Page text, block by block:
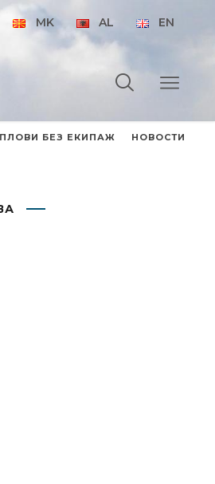
MK AL EN
БЕЗ ЕКИПАЖ НОВОСТИ